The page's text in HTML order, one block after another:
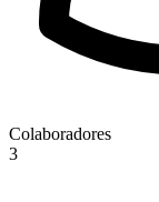
Colaboradores
3